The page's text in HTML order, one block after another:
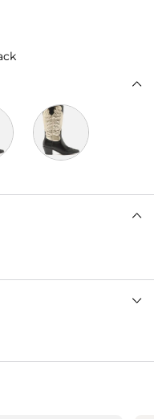
fina. Traz bordado
fechamento. Com